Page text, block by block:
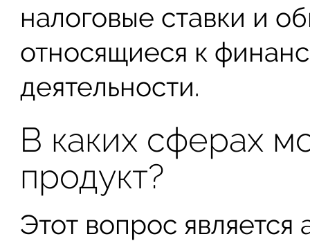
налоговые ставки и
относящиеся к
деятельности.
В каких сферах
продукт?
Этот вопрос является